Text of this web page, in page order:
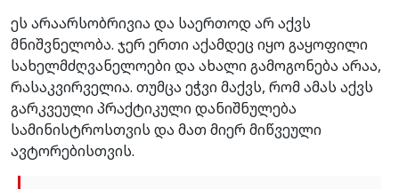
ეს არაარსობრივია და საერთოდ არ აქვს
მნიშვნელობა. ჯერ ერთი აქამდეც იყო გაყოფილი
სახელმძღვანელოები და ახალი გამოგონება არაა,
რასაკვირველია. თუმცა ეჭვი მაქვს, რომ ამას აქვს
გარკვეული პრაქტიკული დანიშნულება
სამინისტროსთვის და მათ მიერ მიწვეული
ავტორებისთვის.